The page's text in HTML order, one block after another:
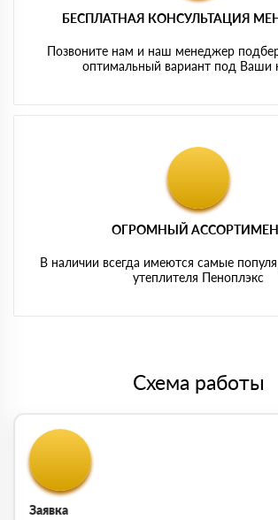
БЕСПЛАТНАЯ КОНСУЛЬТАЦИЯ
Позвоните нам и наш менеджер
оптимальный вариант под Ваши
ОГРОМНЫЙ
В наличии всегда имеются самые
утеплителя Пеноплэкс
Схема работы
Заявка